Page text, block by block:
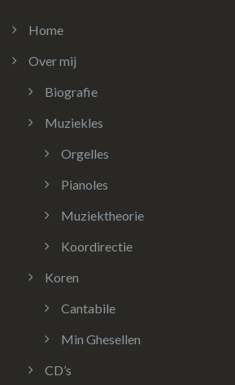
Home
Over mij
Biografie
Muziekles
Orgelles
Pianoles
Muziektheorie
Koordirectie
Koren
Cantabile
Min Ghesellen
CD’s